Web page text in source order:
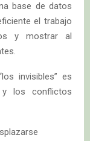
base de datos
el trabajo
y mostrar al
invisibles” es
y los conflictos